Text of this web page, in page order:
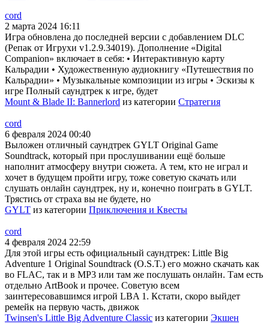
cord
2 марта 2024 16:11
Игра обновлена до последней версии с добавлением DLC
(Репак от Игрухи v1.2.9.34019). Дополнение «Digital
Companion» включает в себя: • Интерактивную карту
Кальрадии • Художественную аудиокнигу «Путешествия по
Кальрадии» • Музыкальные композиции из игры • Эскизы к
игре Полный саундтрек к игре, будет
Mount & Blade II: Bannerlord из категории Стратегия
cord
6 февраля 2024 00:40
Выложен отличный саундтрек GYLT Original Game
Soundtrack, который при прослушивании ещё больше
наполнит атмосферу внутри сюжета. А тем, кто не играл и
хочет в будущем пройти игру, тоже советую скачать или
слушать онлайн саундтрек, ну и, конечно поиграть в GYLT.
Трястись от страха вы не будете, но
GYLT из категории Приключения и Квесты
cord
4 февраля 2024 22:59
Для этой игры есть официальный саундтрек: Little Big
Adventure 1 Original Soundtrack (O.S.T.) его можно скачать как
во FLAC, так и в MP3 или там же послушать онлайн. Там есть
отдельно ArtBook и прочее. Советую всем
заинтересовавшимся игрой LBA 1. Кстати, скоро выйдет
ремейк на первую часть, движок
Twinsen's Little Big Adventure Classic из категории Экшен